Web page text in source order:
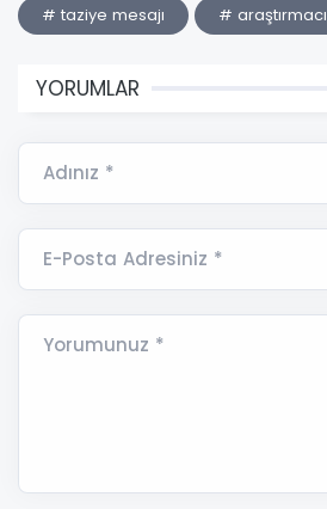
# taziye mesajı
#
YORUMLAR
Adınız *
E-Posta Adresiniz *
Yorumunuz *